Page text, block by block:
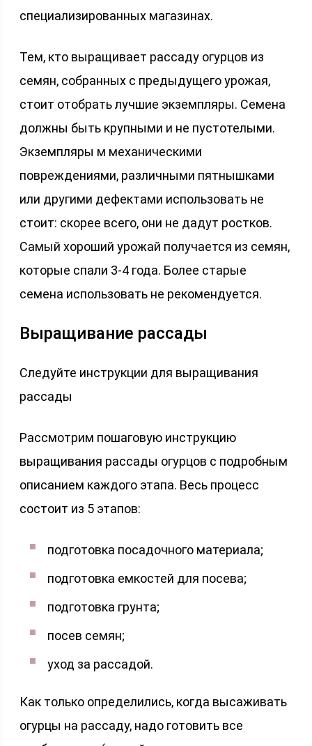
специализированных магазинах.
Тем, кто выращивает рассаду огурцов из
семян, собранных с предыдущего урожая,
стоит отобрать лучшие экземпляры. Семена
должны быть крупными и не пустотелыми.
Экземпляры м механическими
повреждениями, различными пятнышками
или другими дефектами использовать не
стоит: скорее всего, они не дадут ростков.
Самый хороший урожай получается из семян,
которые спали 3-4 года. Более старые
семена использовать не рекомендуется.
Выращивание рассады
Следуйте инструкции для выращивания
рассады
Рассмотрим пошаговую инструкцию
выращивания рассады огурцов с подробным
описанием каждого этапа. Весь процесс
состоит из 5 этапов:
подготовка посадочного материала;
подготовка емкостей для посева;
подготовка грунта;
посев семян;
уход за рассадой.
Как только определились, когда высаживать
огурцы на рассаду, надо готовить все